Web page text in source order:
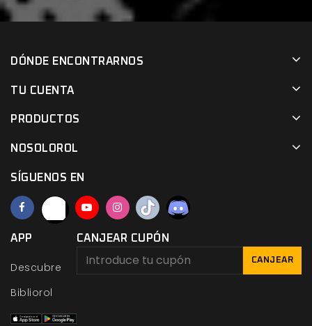
DÓNDE ENCONTRARNOS
TU CUENTA
PRODUCTOS
NOSOLOROL
SÍGUENOS EN
APP
Descubre
Bibliorol
CANJEAR CUPÓN
CANJEAR